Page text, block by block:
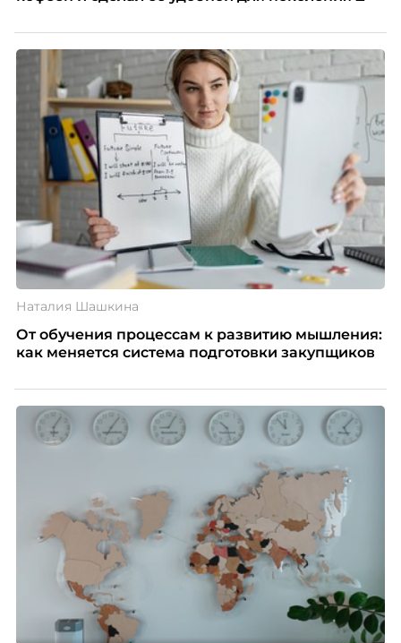
Наталия Шашкина
От обучения процессам к развитию мышления:
как меняется система подготовки закупщиков